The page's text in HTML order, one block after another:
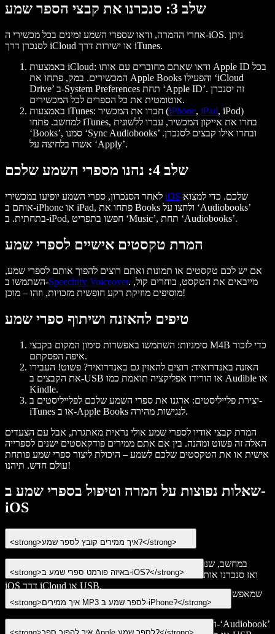
שלב 3: סנכרנו את קבצי הספר שמע
אחרי ההמרה, ודאו שספרי השמע זמינים בכל מכשירי ה-iOS. ניתן
לסנכרן דרך iCloud או ישירות דרך iTunes.
באמצעות iCloud: ודאו שאתם מחוברים עם אותו Apple ID בכל
המכשירים. במק, פתחו את Apple Books והפעילו ‘iCloud
Drive’ ב-System Preferences תחת ‘Apple ID’. זה יסנכרן
אוטומטית את כל הספרים לכל המכשירים.
באמצעות iTunes
: חברו את המכשיר (iPhone, iPad, iPod)
למחשב. פתחו iTunes, בחרו את אייקון המכשיר, עברו ללשונית
‘Books’, סמנו ‘Sync Audiobooks’ ובחרו אילו קבצים לסנכרן.
אשרו בלחיצה על ‘Apply’.
שלב 4: נהנו מספרי השמע שלכם
iOS
אותם ב-iPhone או iPad, פתחו את Books ולחצו על ‘Audiobooks’
בתחתית. ב-iPod, חפשו בתפריט ‘Music’, תחת ‘Audiobooks’.
המרת טקסטים אישיים לספרי שמע
אם יש לכם טקסטים או תמונות ואתם רוצים להפוך אותם לספרי שמע,
השתמשו ב-Speechify Voiceover. מייבאים את הטקסט, בוחרים קול,
מוסיפים מוזיקת רקע חופשית מזכויות, וזהו – מוכן!
טיפים להאזנה ושיתוף ספרי שמע
סימניות: השתמשו באפשרות סימון המקום בקבצי M4B כדי לזכור
איפה הפסקתם.
האזנה באנדרואיד: רוצים להאזין גם באנדרואיד? פשוט! העבירו
את הקבצים ב-USB או הורידו אפליקציה תואמת כמו Audible או
Kindle.
יצירת פלייליסטים: ארגנו את ספרי השמע שלכם לפלייליסטים ב-
iTunes או ב-Apple Books לנגישות מהירה.
המרת קבצי אודיו לספרי שמע אולי נראית מאתגרת, אבל עם הצעדים
האלה זה פשוט ומהנה. בין אם אתם ממירים פודקאסטים ישנים לספרייה
אישית או את הטקסטים שלכם לשמע – היכולת ליצור ספרי שמע פותחת
עולם חדש. תיהנו!
שאלות נפוצות על המרה וטיפול בספרי שמע ב-
iOS
<strong>איך ממירים קובץ לספר שמע?</strong>
המדיה ל-‘Audiobook’ בלשונית ‘Get Info’, ואז סנכרנו אותו למכשירי
iOS דרך iCloud או USB.
<strong>באיזה פורמט ספרי שמע ב-iOS?</strong>
ומשפר את חוויית ההאזנה באפל.
<strong>איך ממירים MP3 לספר שמע ב-iPhone?</strong>